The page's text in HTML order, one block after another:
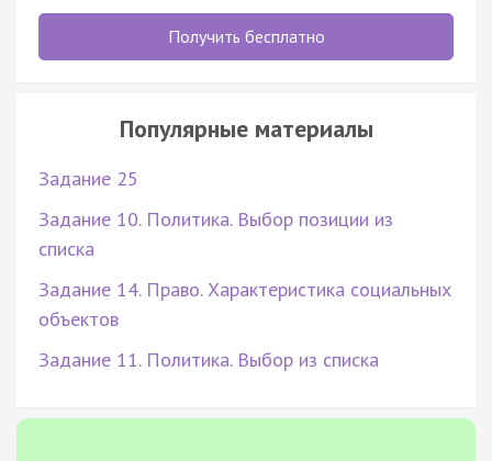
Получить бесплатно
Популярные материалы
Задание 25
Задание 10. Политика. Выбор позиции из
списка
Задание 14. Право. Характеристика социальных
объектов
Задание 11. Политика. Выбор из списка